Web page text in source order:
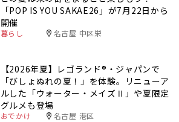
「POP IS YOU SAKAE26」が7月22日から
開催
暮らし 名古屋 中区栄
【2026年夏】レゴランド®・ジャパンで
「びしょぬれの夏！」を体験。リニューア
ルした「ウォーター・メイズⅡ」や夏限定
グルメも登場
おでかけ 名古屋 港区